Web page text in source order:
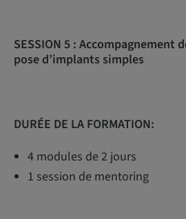
SESSION 5 : Accompagnement
pose d’implants simples
DURÉE DE LA FORMATION:
4 modules de 2 jours
1 session de mentoring